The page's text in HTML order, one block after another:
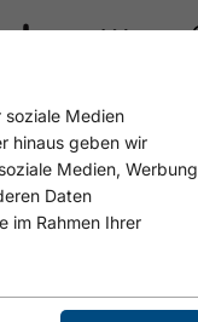
soziale Medien
hinaus geben wir
Medien, Werbung
Daten
im Rahmen Ihrer